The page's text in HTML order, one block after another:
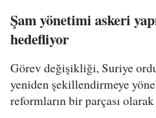
Şam yönetimi askeri
hedefliyor
Görev değişikliği, Suriye
yeniden şekillendirmeye
reformların bir parçası